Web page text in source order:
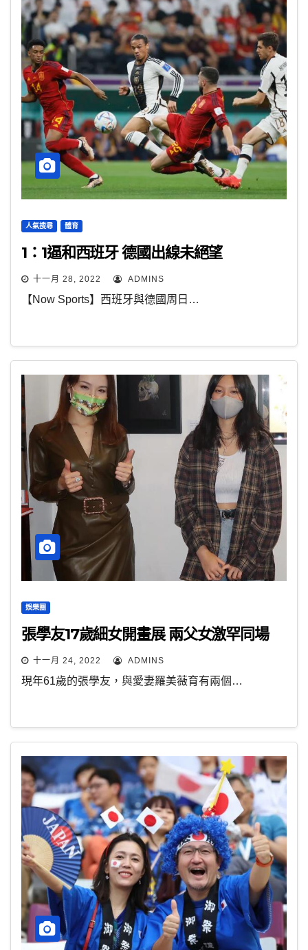
人氣搜尋 體育
1：1逼和西班牙 德國出線未絕望
十一月 28, 2022 ADMINS
【Now Sports】西班牙與德國周日…
娛樂圈
張學友17歲細女開畫展 兩父女激罕同場
十一月 24, 2022 ADMINS
現年61歲的張學友，與愛妻羅美薇育有兩個…